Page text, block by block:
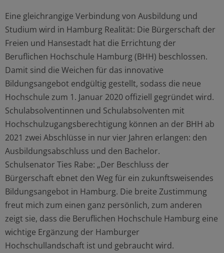
Eine gleichrangige Verbindung von Ausbildung und
Studium wird in Hamburg Realität: Die Bürgerschaft der
Freien und Hansestadt hat die Errichtung der
Beruflichen Hochschule Hamburg (BHH) beschlossen.
Damit sind die Weichen für das innovative
Bildungsangebot endgültig gestellt, sodass die neue
Hochschule zum 1. Januar 2020 offiziell gegründet wird.
Schulabsolventinnen und Schulabsolventen mit
Hochschulzugangsberechtigung können an der BHH ab
2021 zwei Abschlüsse in nur vier Jahren erlangen: den
Ausbildungsabschluss und den Bachelor.
Schulsenator Ties Rabe: „Der Beschluss der
Bürgerschaft ebnet den Weg für ein zukunftsweisendes
Bildungsangebot in Hamburg. Die breite Zustimmung
freut mich zum einen ganz persönlich, zum anderen
zeigt sie, dass die Beruflichen Hochschule Hamburg eine
wichtige Ergänzung der Hamburger
Hochschullandschaft ist und gebraucht wird.